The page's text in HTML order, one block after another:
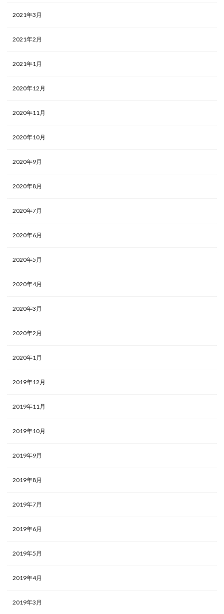
2021年3月
2021年2月
2021年1月
2020年12月
2020年11月
2020年10月
2020年9月
2020年8月
2020年7月
2020年6月
2020年5月
2020年4月
2020年3月
2020年2月
2020年1月
2019年12月
2019年11月
2019年10月
2019年9月
2019年8月
2019年7月
2019年6月
2019年5月
2019年4月
2019年3月